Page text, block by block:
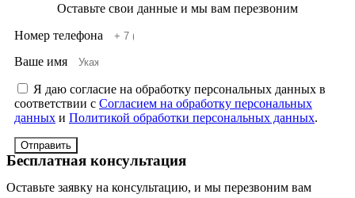
Оставьте свои данные и мы вам перезвоним
Номер телефона
Ваше имя
Я даю согласие на обработку персональных данных в
соответствии с Согласием на обработку персональных
данных и Политикой обработки персональных данных.
Отправить
Бесплатная консультация
Оставьте заявку на консультацию, и мы перезвоним вам